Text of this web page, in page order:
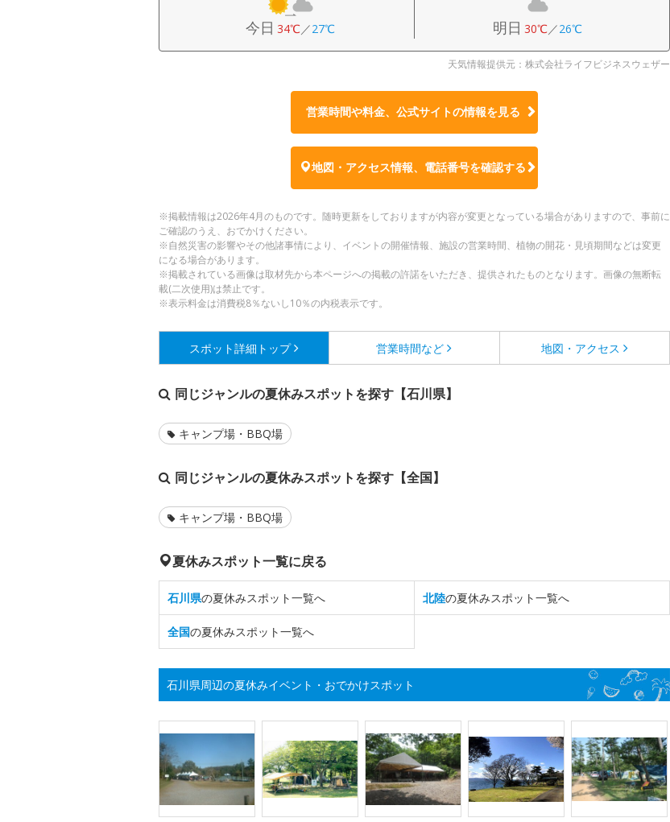
今日 34℃／27℃ 明日 30℃／26℃
天気情報提供元：株式会社ライフビジネスウェザー
営業時間や料金、公式サイトの情報を見る
地図・アクセス情報、電話番号を確認する
※掲載情報は2026年4月のものです。随時更新をしておりますが内容が変更となっている場合がありますので、事前に
ご確認のうえ、おでかけください。
※自然災害の影響やその他諸事情により、イベントの開催情報、施設の営業時間、植物の開花・見頃期間などは変更
になる場合があります。
※掲載されている画像は取材先から本ページへの掲載の許諾をいただき、提供されたものとなります。画像の無断転
載(二次使用)は禁止です。
※表示料金は消費税8％ないし10％の内税表示です。
スポット詳細 トップ 営業時間など 地図・アクセス
同じジャンルの夏休みスポットを探す【石川県】
キャンプ場・BBQ場
同じジャンルの夏休みスポットを探す【全国】
キャンプ場・BBQ場
夏休みスポット一覧に戻る
石川県の夏休みスポット一覧へ 北陸の夏休みスポット一覧へ
全国の夏休みスポット一覧へ
石川県周辺の夏休みイベント・おでかけスポット